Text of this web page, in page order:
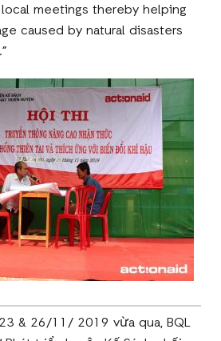
meetings thereby helping
caused by natural disasters
& 26/11/ 2019 vừa qua, BQL